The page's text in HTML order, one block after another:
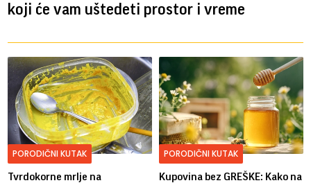
koji će vam uštedeti prostor i vreme
PORODIČNI KUTAK
Tvrdokorne mrlje na
PORODIČNI KUTAK
Kupovina bez GREŠKE: Kako na